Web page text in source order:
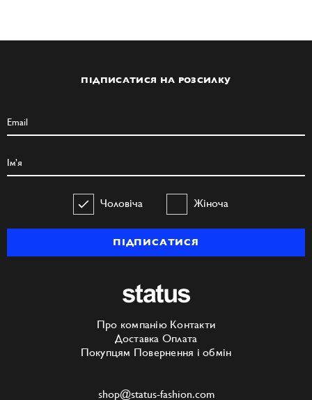
ПІДПИСАТИСЯ НА РОЗСИЛКУ
Чоловіча Жіноча
ПІДПИСАТИСЯ
Про компанію Контакти
Доставка Оплата
Покупцям Повернення і обмін
shop@status-fashion.com